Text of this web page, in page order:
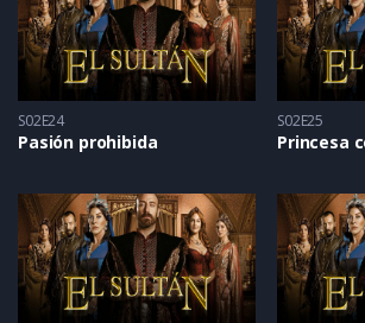
S02E24
Pasión prohibida
S02E25
Princesa